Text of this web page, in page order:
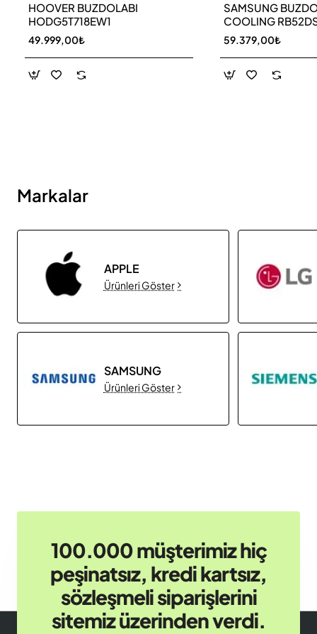
HOOVER BUZDOLABI
HODG5T718EW1
49.999,00₺
SAMSUNG
COOLING
59.379,00₺
Markalar
APPLE
Ürünleri Göster
SAMSUNG
Ürünleri Göster
100.000 müşterimiz hiç
peşinatsız, kredi kartsız,
sözleşmeli siparişlerini
sitemiz üzerinden verdi.